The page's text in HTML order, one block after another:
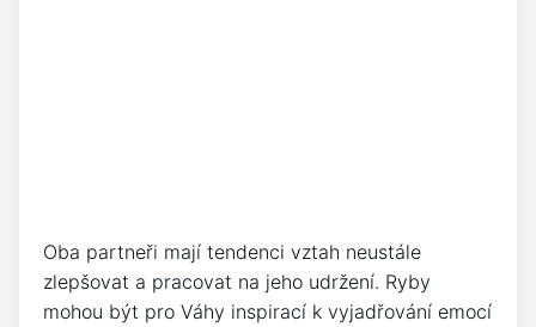
Oba partneři mají tendenci vztah neustále
zlepšovat a pracovat na jeho udržení. Ryby
mohou být pro Váhy inspirací k vyjadřování emocí